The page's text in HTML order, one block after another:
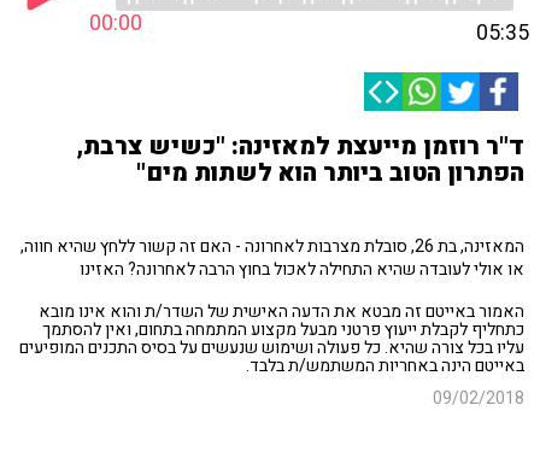
00:00 05:35
ד"ר רוזמן מייעצת למאזינה: "כשיש צרבת,
הפתרון הטוב ביותר הוא לשתות מים"
המאזינה, בת 26, סובלת מצרבות לאחרונה - האם זה קשור ללחץ שהיא חווה,
או אולי לעובדה שהיא התחילה לאכול בחוץ הרבה לאחרונה? האזינו
האמור באייטם זה מבטא את הדעה האישית של השדר/ת והוא אינו מובא
כתחליף לקבלת ייעוץ פרטני מבעל מקצוע המתמחה בתחום, ואין להסתמך
עליו בכל צורה שהיא. כל פעולה ושימוש שנעשים על בסיס התכנים המופיעים
באייטם הינה באחריות המשתמש/ת בלבד.
09/02/2018